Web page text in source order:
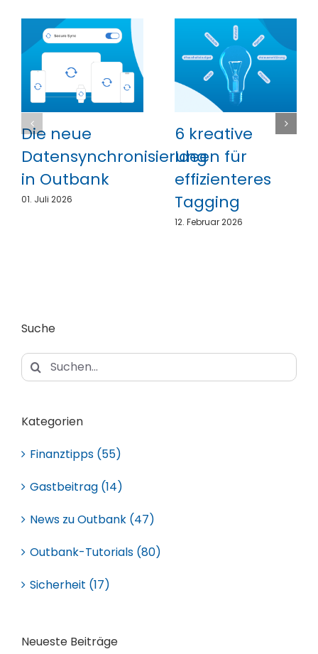
Die neue
Datensynchronisierung
in Outbank
01. Juli 2026
6 kreative
Ideen für
effizienteres
Tagging
12. Februar 2026
Suche
Suche
nach:
Kategorien
Finanztipps (55)
Gastbeitrag (14)
News zu Outbank (47)
Outbank-Tutorials (80)
Sicherheit (17)
Neueste Beiträge